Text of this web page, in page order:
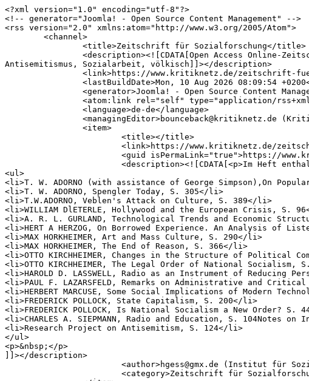
<?xml version="1.0" encoding="utf-8"?>
<!-- generator="Joomla! - Open Source Content Management" -->
<rss version="2.0" xmlns:atom="http://www.w3.org/2005/Atom">
	<channel>
		<title>Zeitschrift für Sozialforschung</title>
		<description><![CDATA[Open Access Online-Zeitschrift für Beiträge im Sinne einer kritischen Gesellschaftstheorie. Wir setzen uns mit Themen wie Antisemitismus, Sozialarbeit, völkisch]]></description>
		<link>https://www.kritiknetz.de/zeitschrift-fuer-sozialforschung</link>
		<lastBuildDate>Mon, 10 Aug 2026 08:09:54 +0200</lastBuildDate>
		<generator>Joomla! - Open Source Content Management</generator>
		<atom:link rel="self" type="application/rss+xml" href="https://www.kritiknetz.de/zeitschrift-fuer-sozialforschung?format=feed&amp;type=rss"/>
		<language>de-de</language>
		<managingEditor>bounceback@kritiknetz.de (Kritiknetz - Zeitschrift für Kritische Theorie der Gesellschaft)</managingEditor>
		<item>
			<title></title>
			<link>https://www.kritiknetz.de/zeitschrift-fuer-sozialforschung/1284-zeitschrift-fuer-sozialforschung-jg-9-1941</link>
			<guid isPermaLink="true">https://www.kritiknetz.de/zeitschrift-fuer-sozialforschung/1284-zeitschrift-fuer-sozialforschung-jg-9-1941</guid>
			<description><![CDATA[<p>Im Heft enthaltene Artikel:</p>
<ul>
<li>T. W. ADORNO (with assistance of George Simpson),On Popular Music, S. 17</li>
<li>T. W. ADORNO, Spengler Today, S. 305</li>
<li>T.W.ADORNO, Veblen's Attack on Culture, S. 389</li>
<li>WILLIAM DlETERLE, Hollywood and the European Crisis, S. 96</li>
<li>A. R. L. GURLAND, Technological Trends and Economic Structure under National Socialism, S. 226</li>
<li>HERT A HERZOG, On Borrowed Experience. An Analysis of Listening to Daytim Sketches, S. 65</li>
<li>MAX HORKHEIMER, Art and Mass Culture, S. 290</li>
<li>MAX HORKHEIMER, The End of Reason, S. 366</li>
<li>OTTO KIRCHHEIMER, Changes in the Structure of Political Compromiss), S. 264</li>
<li>OTTO KIRCHHEIMER, The Legal Order of National Socialism, S. 456</li>
<li>HAROLD D. LASSWELL, Radio as an Instrument of Reducing Personal Insecurity, S. 49</li>
<li>PAUL F. LAZARSFELD, Remarks on Administrative and Critical Communications Research, S. 2</li>
<li>HERBERT MARCUSE, Some Social Implications of Modern Technology, S. 414</li>
<li>FREDERICK POLLOCK, State Capitalism, S. 200</li>
<li>FREDERICK POLLOCK, Is National Socialism a New Order? S. 440</li>
<li>CHARLES A. SIEPMANN, Radio and Education, S. 104Notes on Institute Activities, S. 121</li>
<li>Research Project on Antisemitism, S. 124</li>
</ul>
<p>&nbsp;</p>
]]></description>
			<author>hgess@gmx.de (Institut für Sozialforschung, Frankfurt)</author>
			<category>Zeitschrift für Sozialforschung</category>
		</item>
		<item>
			<title></title>
			<link>https://www.kritiknetz.de/zeitschrift-fuer-sozialforschung/1283-zeitschrift-fuer-sozialforschung-jg-8-1939-40</link>
			<guid isPermaLink="true">https://www.kritiknetz.de/zeitschrift-fuer-sozialforschung/1283-zeitschrift-fuer-sozialforschung-jg-8-1939-40</guid>
			<description><![CDATA[<p>Im Heft enthaltene Artikel:</p>
<ul>
<li>Theodor W. ADORNO, Fragmente über Wagner, S. 1</li>
<li>Theodor W. ADORNO, On Kierkegaard's Doctrine of Love, S. 413</li>
<li>WALTER BENJAMIN, Über einige Motive bei Baudelaire, &nbsp; 50</li>
<li>BERNARD GROETHUYSEN, Les origines sociales de l'incredulite bourgeoise en France, S. 362</li>
<li>MAX HORKHEIMER, Die Juden und Europa, S. 115</li>
<li>MAX HORKHEIMER, Foreword to Volume VIII, Number 3, S. 321</li>
<li>MAX HORKHEIMER, Social Function of Philosophy, S. 322</li>
<li>MAX HORKHEIMER, The Relation between Psychology and Sociology in the Work of Wilhelm Dilthey, S. 430</li>
<li>CARL GUSTAV JOCHMANN, Die Rückschritte der Poesie, S. 92</li>
<li>FRITZ KARSEN, Neue amerikanische Literatur über Gesellschaft und Erziehung, S. 209</li>
<li>OTTO KIRCHHEIMER, Criminal Law in National Socialist Germany, S. 444</li>
<li>HERBERT MARCUSE, An Introduction to Hegel's Philosophy, S. 394</li>
<li>FRANZ L. NEUMANN, Types of Natural Law, S. 444</li>
<li>RUDOLF SCHLESINGER, Neue sowjetrussische Literatur: Physik und Philosophie, S. 187</li>
<li>K. A. WITTFOGEL, The Society of Prehistoric China, S. 338</li>
</ul>
<p>&nbsp;</p>
<p>&nbsp;</p>
]]></description>
			<author>hgess@gmx.de (Institut für Sozialforschung, Frankfurt)</author>
			<category>Zeitschrift für Sozialforschung</category>
		</item>
		<item>
			<title></title>
			<link>https://www.kritiknetz.de/zeitschrift-fuer-sozialforschung/1282-zeitschrift-fuer-sozialforschung-jg-7-1938</link>
			<guid isPermaLink="true">https://www.kritiknetz.de/zeitschrift-fuer-sozialforschung/1282-zeitschrift-fuer-sozialforschung-jg-7-1938</guid>
			<description><![CDATA[<p>Im Heft enthaltene Artikel:</p>
<ul>
<li>Theodor W. ADORNO, Über den Fetischcharakter in der Musik und die Regression des Hörens, S. 321</li>
<li>MAURICE HALBWACHS, La psychologie collective du raisonnement, S. 357</li>
<li>MAX HORKHEIMER, Montaigne und die Funktion der Skepsis, S. 1</li>
<li>MAX HORKHEIMER, Die Philosophie der absoluten Konzentration, S. 376</li>
<li>ERNST KRENEK, Bemerkungen zur Rundfunkmusik, S. 148</li>
<li>MAXIME LEROY, Le Saint-Simonisme de Sainte-Beuve, S. 133</li>
<li>HERBERT MARCUSE, Zur Kritik des Hedonismus, S. 55</li>
<li>RUDOLF SCHLESINGER, Neue sowjetrussische Literatur zur Sozialforschung, S. 166</li>
<li>RUDOLF SCHLESINGER, Neue sowjetrussische Literatur zur Sozialforschung II:Juristisch-ökonomische Diskussionen, S. 388</li>
<li>FELIX WEIL, Neuere Literatur zur deutschen Wehrwirtschaft, S. 20</li>
<li>K. A. WITTFOGEL, Die Theorie der orientalischen Gesellschaft, S. 90</li>
<li>K. A. WITTFOGEL, Bericht über eine grössere Untersuchung der sozialökon. Struktur Chinas, S. 123</li>
</ul>
<p>&nbsp;</p>
]]></description>
			<author>hgess@gmx.de (Institut für Sozialforschung, Frankfurt)</author>
			<category>Zeitschrift für Sozialforschung</category>
		</item>
		<item>
			<title></title>
			<link>https://www.kritiknetz.de/zeitschrift-fuer-sozialforschung/1281-zeitschrift-fuer-sozialforschung-jg-6-1937</link>
			<guid isPermaLink="true">https://www.kritiknetz.de/zeitschrift-fuer-sozialforschung/1281-zeitschrift-fuer-sozialforschung-jg-6-1937</guid>
			<description><![CDATA[<p>Im Heft enthaltene Artikel:</p>
<ul>
<li>RAYMOND ARON, La Sociologie de Parato, S. 489</li>
<li>RAYMOND ARON, Troisième Centenaire du Discours de la Méthode, S. 648</li>
<li>WALTER BENJAMIN, Eduard Fuchs, der Sammler und der Historiker, S. 346</li>
<li>C. BOUGLE, Las Sciences sociales en France, S. 400</li>
<li>C. M. BOWRA, Sociological Remarks on Greek Poetry, S. 382</li>
<li>DAVID EFRON AND JOHN P. FOLEY, Jr., Gestural Behavior and Social Setting, S. 152</li>
<li>ERICH FROMM, Zum Gefühl der Ohnmacht, S. 95</li>
<li>MAX HORKHEIMER, Der neueste Angriff auf die Metaphysik, S. 4</li>
<li>MAX HORKHEIMER, Traditionelle und kritische Theorie, S. 245</li>
<li>MAX HORKHEIMER UND HERBERT MARCUSE, Philosophie und kritische Theorie, S. 625</li>
<li>PAUL F. LAZARSFELD, Some Remarks on the Typological Procedures in Social Research, S. 119</li>
<li>LEO LÖWENTHAL, Knut Hamsun. Zur Vorgeschichte der autoritären Ideologie, S. 205</li>
<li>HERBERT MARCUSE, Über den affirmativen Charakter der Kultur, S. 54</li>
<li>FRANZ NEUMANN, Der Funktionswandel des Gesetzes im Recht der bürgerlichen Gesellschaft, S. 542</li>
<li>OTTO NEURATH, Inventory of the Standard of Living, S. 140</li>
<li>RAYMOND POLIN, Litérature récente sur le corporatisme, S. 162</li>
<li>ERNST SCHACHTEL, Zum Begriff und zur Diagnose der Persönlichkeit in den&nbsp;"Personality Tests", S. 597<br />PAUL SERING, Zu Marshalls neuklassischer Ökonomie, S. 522<br /><br /></li>
</ul>
]]></description>
			<author>hgess@gmx.de (Institut für Sozialforschung, Frankfurt)</author>
			<category>Zeitschrift für Sozialforschung</category>
		</item>
		<item>
			<title></title>
			<link>https://www.kritiknetz.de/zeitschrift-fuer-sozialforschung/1280-zeitschrift-fuer-sozialforschung-jg-5-1936</link>
			<guid isPermaLink="true">https://www.kritiknetz.de/zeitschrift-fuer-sozialforschung/1280-zeitschrift-fuer-sozialforschung-jg-5-1936</guid>
			<description><![CDATA[<p>Im Heft enthaltene Artikel:</p>
<ul>
<li>ERICH BAUMANN, Keynes' Revision der liberalistischen Nationalökonomie, S. 384</li>
<li>WALTER BENJAMIN, L'oeuvre d'art à l'époque de sa reproduction mécanisée, S. 40</li>
<li>A. DEMANGEON, La Géographie humaine, S. 364</li>
<li>MAX HORKHEIMER, Egoismus und Freiheitsbewegung (Zur Anthropologie des bürgerlichen Zeitalters), &nbsp;&nbsp; S. 161</li>
<li>MAX HORKHEIMER, Zu Theodor Haecker: Der Christ und die Geschichte, S. 372</li>
<li>A. KOYRE, La sociologie francaise contemporaine, S. 260</li>
<li>LEO LÖWENTHAL, Das Individuum in der individualistischen Gesellschaft. Bemerkungen über Ibsen, &nbsp;&nbsp;&nbsp;&nbsp; S. 321</li>
<li>KURT MANDELBAUM, Neuere Literatur über technologische Arbeitslosigkeit, S. 99</li>
<li>HERBERT MARCUSE, Zum Begriff des Wesens, S. 1</li>
<li>MARGARET MEAD, On the Institutionalizecl role of Women and Character Formation, S. 69</li>
<li>HEKTOR ROTTWEILER, Über Jazz, S. 235</li>
<li>FELIX WEIL, Neuere Literatur zum ,,New Deal", S. 404</li>
<li>HILDE WEISS, Die "Enquête Ouvrière" von Karl Marx, S. 76</li>
</ul>
<p>&nbsp;</p>
]]></description>
			<author>hgess@gmx.de (Institut für Sozialforschung, Frankfurt)</author>
			<category>Zeitschrift für Sozialforschung</category>
		</item>
		<item>
			<title></title>
			<link>https://www.kritiknetz.de/zeitschrift-fuer-sozialforschung/1279-zeitschrift-fuer-sozialforschung-jg-4-1935</link>
			<guid isPermaLink="true">https://www.kritiknetz.de/zeitschrift-fuer-sozialforschung/1279-zeitschrift-fuer-sozialforschung-jg-4-1935</guid>
			<description><![CDATA[<p>Im Heft enthaltene Artikel:<br /><br /></p>
<ul>
<li>CHARLES A. BEARD, The Social Sciences in the United States, S. 61</li>
<li>WALTER BENJAMIN, Probleme der Sprachsoziologie, S. 248</li>
<li>ERICH FROMM, Die gesellschaftliche Bedingtheit der psychoanaly